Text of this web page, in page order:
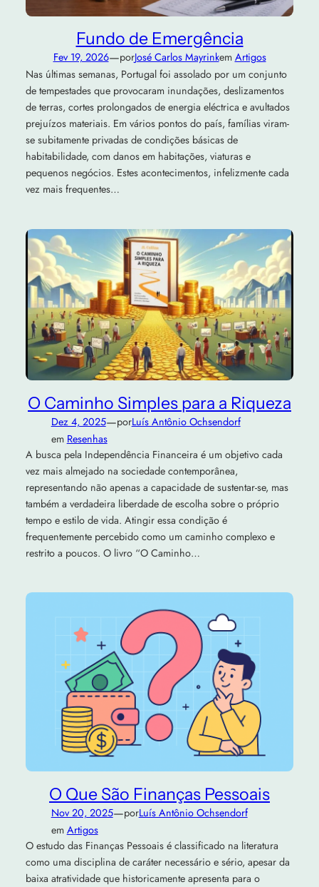
Fundo de Emergência
Fev 19, 2026—porJosé Carlos Mayrinkem Artigos
Nas últimas semanas, Portugal foi assolado por um conjunto
de tempestades que provocaram inundações, deslizamentos
de terras, cortes prolongados de energia eléctrica e avultados
prejuízos materiais. Em vários pontos do país, famílias viram-
se subitamente privadas de condições básicas de
habitabilidade, com danos em habitações, viaturas e
pequenos negócios. Estes acontecimentos, infelizmente cada
vez mais frequentes…
O Caminho Simples para a Riqueza
Dez 4, 2025—porLuís Antônio Ochsendorf
em Resenhas
A busca pela Independência Financeira é um objetivo cada
vez mais almejado na sociedade contemporânea,
representando não apenas a capacidade de sustentar-se, mas
também a verdadeira liberdade de escolha sobre o próprio
tempo e estilo de vida. Atingir essa condição é
frequentemente percebido como um caminho complexo e
restrito a poucos. O livro “O Caminho…
O Que São Finanças Pessoais
Nov 20, 2025—porLuís Antônio Ochsendorf
em Artigos
O estudo das Finanças Pessoais é classificado na literatura
como uma disciplina de caráter necessário e sério, apesar da
baixa atratividade que historicamente apresenta para o